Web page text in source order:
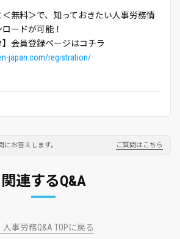
無料＞で、知っておきたい人事労務情
ードが可能！
】会員登録ページはコチラ
japan.com/registration/
お答えします。 ご質問はこちら
関連するQ&A
人事労務Q&A TOPに戻る